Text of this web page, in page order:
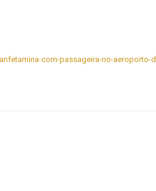
com-passageira-no-aeroporto-